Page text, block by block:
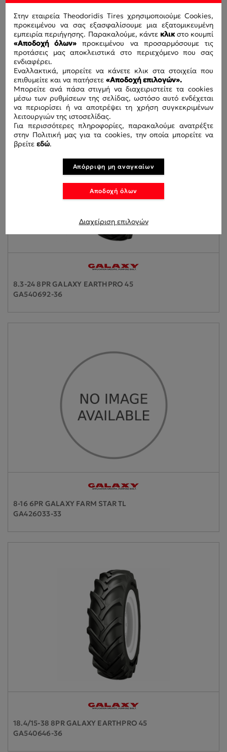
9.5-22 6PR GALAXY FARM STAR
GA426017-36
8.3-24 8PR GALAXY EARTHPRO 45
GA540692-36
8-16 6PR GALAXY FARM STAR TL
GA426033-33
18.4/15-38 8PR GALAXY EARTHPRO 45
GA540646-36
Στην εταιρεία Theodoridis Tires χρησιμοποιούμε Cookies,
προκειμένου να σας εξασφαλίσουμε μια εξατομικευμένη
εμπειρία περιήγησης. Παρακαλούμε, κάντε κλικστο κουμπί
«Αποδοχή όλων» προκειμένου να προσαρμόσουμε τις
προτάσεις μας αποκλειστικά στο περιεχόμενο που σας
ενδιαφέρει.
Εναλλακτικά, μπορείτε να κάνετε κλικ στα στοιχεία που
επιθυμείτε και να πατήσετε«Αποδοχή επιλογών».
Μπορείτε ανά πάσα στιγμή να διαχειριστείτε τα cookies
μέσω των ρυθμίσεων της σελίδας, ωστόσο αυτό ενδέχεται
να περιορίσει ή να αποτρέψει τη χρήση συγκεκριμένων
λειτουργιών της ιστοσελίδας.
Για περισσότερες πληροφορίες, παρακαλούμε ανατρέξτε
στην Πολιτική μας για τα cookies, την οποία μπορείτε να
βρείτεεδώ.
Απόρριψη μη αναγκαίων
Αποδοχή όλων
Διαχείριση επιλογών